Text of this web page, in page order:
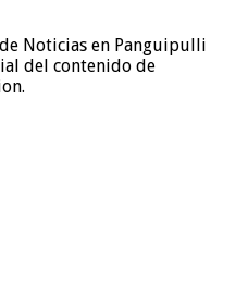
Noticias en Panguipulli
del contenido de